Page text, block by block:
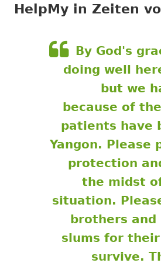
HelpMy in Zeiten
By God's
doing well
but we
because of
patients have
Yangon. Please
protection
the midst
situation.
brothers
slums for
survive.